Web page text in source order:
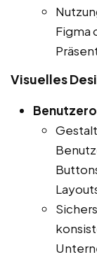
Figma
Visuelles